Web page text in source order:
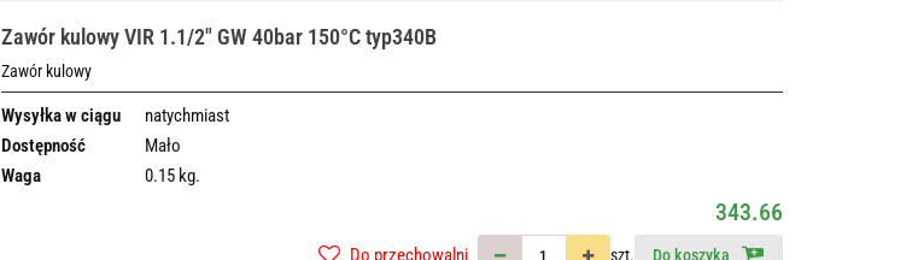
Zawór kulowy VIR 1.1/2" GW 40bar 150°C typ340B
Zawór kulowy
Wysyłka w ciągu
natychmiast
Dostępność
Mało
Waga
0.15 kg.
343.66
szt. Do koszyka
Do przechowalni